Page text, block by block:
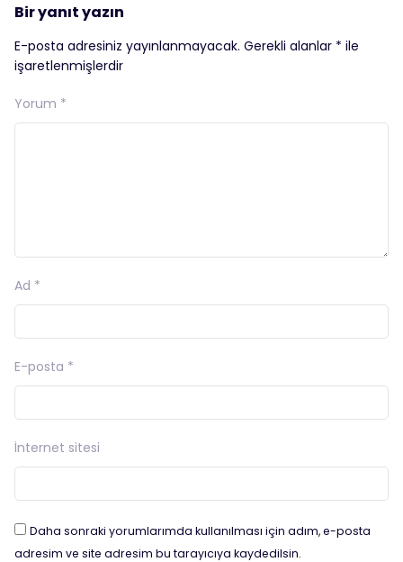
Bir yanıt yazın
E-posta adresiniz yayınlanmayacak. Gerekli alanlar * ile
işaretlenmişlerdir
Yorum *
Ad *
E-posta *
İnternet sitesi
Daha sonraki yorumlarımda kullanılması için adım, e-posta
adresim ve site adresim bu tarayıcıya kaydedilsin.